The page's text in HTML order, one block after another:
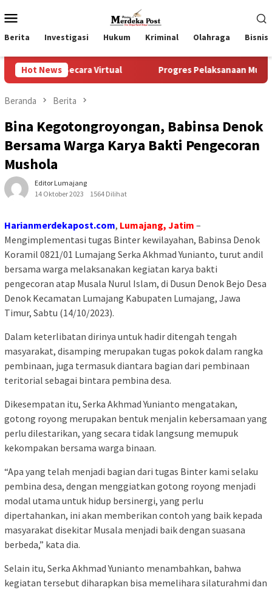
ke
kontenMobile
Berita Investigasi Hukum Kriminal Olahraga Bisnis
Hot News
Secara Virtual Progres Pelaksanaan Musrenbangdes
Beranda Berita
Bina Kegotongroyongan, Babinsa Denok
Bersama Warga Karya Bakti Pengecoran
Mushola
Editor Lumajang
14 Oktober 2023
1564 Dilihat
Harianmerdekapost.com, Lumajang, Jatim –
Mengimplementasi tugas Binter kewilayahan, Babinsa Denok
Koramil 0821/01 Lumajang Serka Akhmad Yunianto, turut andil
bersama warga melaksanakan kegiatan karya bakti
pengecoran atap Musala Nurul Islam, di Dusun Denok Bejo Desa
Denok Kecamatan Lumajang Kabupaten Lumajang, Jawa
Timur, Sabtu (14/10/2023).
Dalam keterlibatan dirinya untuk hadir ditengah tengah
masyarakat, disamping merupakan tugas pokok dalam rangka
pembinaan, juga termasuk diantara bagian dari pembinaan
teritorial sebagai bintara pembina desa.
Dikesempatan itu, Serka Akhmad Yunianto mengatakan,
gotong royong merupakan bentuk menjalin kebersamaan yang
perlu dilestarikan, yang secara tidak langsung memupuk
kekompakan bersama warga binaan.
“Apa yang telah menjadi bagian dari tugas Binter kami selaku
pembina desa, dengan menggiatkan gotong royong menjadi
modal utama untuk hidup bersinergi, yang perlu
dipertahankan, ini akan memberikan contoh yang baik kepada
masyarakat disekitar Musala menjadi baik dengan suasana
berbeda,” kata dia.
Selain itu, Serka Akhmad Yunianto menambahkan, bahwa
kegiatan tersebut diharapkan bisa memelihara silaturahmi dan